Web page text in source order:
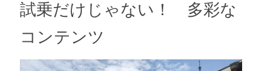
試乗だけじゃない！　多彩な
コンテンツ